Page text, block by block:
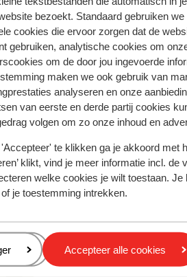
bezoekt. Standaard gebruiken
cookies die ervoor zorgen dat de
gebruiken, analytische cookies om
om de door jou ingevoerde
maken we ook gebruik van
analyseren en onze
van eerste en derde partij cookies
volgen om zo onze inhoud en
te klikken ga je akkoord met
klikt, vind je meer informatie incl. de
welke cookies je wilt toestaan.
je toestemming intrekken.
Accepteer alle cookies
8.9 Fantastisch
Overall good experience,
stressful and
what they replied
address and booking
Overall good experience,
stressful and
what they replied
address and booking
Vertalen naar het
AnoniemMet partner
Afstanden
In het centrum
Skipiste: 5 km
Skilift: 400 m
Skischool: 5 km